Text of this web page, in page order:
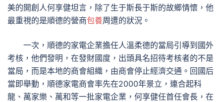
美的開創人何享健坦言，除了生于斯長于斯的故鄉情懷，他
最重視的是順德的營商包養周遭的狀況。
一次，順德的家電企業擔任人溫柔德的當局引導到國外
考核，他們發明，在發財國度，出頭具名招待考核者的不是
當局，而是本地的商會組織，由商會停止經濟交通。回國后
當即舉動，順德家電商會率先在2000年景立，連合起科
龍、萬家樂、萬和等一批家電企業，何享健任首任會長，在